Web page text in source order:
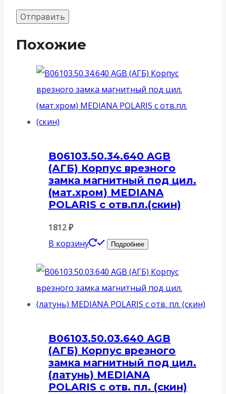
Похожие
B06103.50.34.640 AGB
(АГБ) Корпус врезного
замка магнитный под цил.
(мат.хром) MEDIANA
POLARIS с отв.пл.(скин)
1812₽
В корзину
Подробнее
B06103.50.03.640 AGB
(АГБ) Корпус врезного
замка магнитный под цил.
(латунь) MEDIANA
POLARIS с отв. пл. (скин)